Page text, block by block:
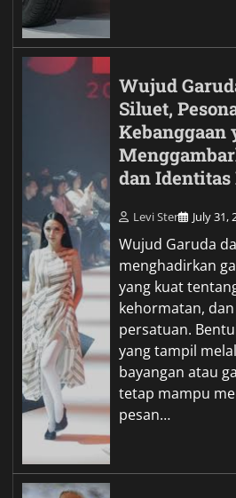
Wujud
Siluet,
Kebanggaan
dan Identitas
Levi Ster July 31,
Wujud Garuda
menghadirkan
yang kuat
kehormatan,
persatuan.
yang tampil
bayangan atau
tetap mampu
pesan…